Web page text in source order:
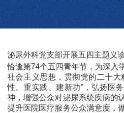
泌尿外科党支部开展五四主题义
恰逢第74个五四青年节，为深入
社会主义思想，贯彻党的二十大
性、重实践、建新功”，弘扬医
神，增强公众对泌尿系统疾病的
提升医院医疗服务公众满意度，